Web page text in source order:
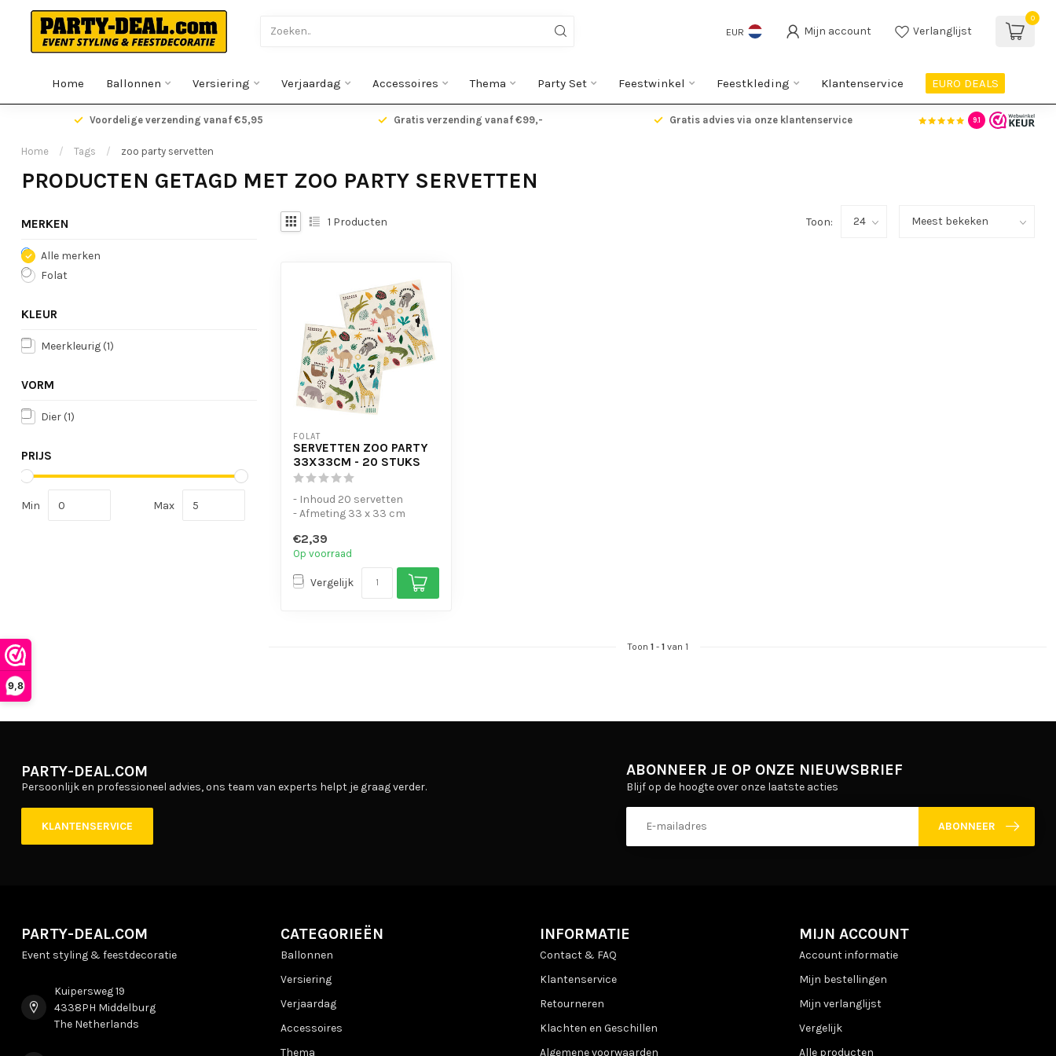
9,8
EUR Mijn account Verlanglijst
0
Home Ballonnen Versiering Verjaardag Accessoires Thema Party Set Feestwinkel Feestkleding Klantenservice EURO DEALS
Voordelige verzending vanaf €5,95 Gratis verzending vanaf €99,- Gratis advies via onze klantenservice 9.1
Home / Tags / zoo party servetten
PRODUCTEN GETAGD MET ZOO PARTY SERVETTEN
MERKEN
Alle merken
Folat
KLEUR
Meerkleurig (1)
VORM
Dier (1)
PRIJS
Min Max
1 Producten Toon:
FOLAT
SERVETTEN ZOO PARTY
33X33CM - 20 STUKS
- Inhoud 20 servetten
- Afmeting 33 x 33 cm
€2,39
Op voorraad
Vergelijk
Toon 1- 1van 1
PARTY-DEAL.COM
Persoonlijk en professioneel advies, ons team van experts helpt je graag verder.
KLANTENSERVICE
ABONNEER JE OP ONZE NIEUWSBRIEF
Blijf op de hoogte over onze laatste acties
ABONNEER
PARTY-DEAL.COM
Event styling & feestdecoratie
Kuipersweg 19
4338PH Middelburg
The Netherlands
CATEGORIEËN
Ballonnen
Versiering
Verjaardag
Accessoires
Thema
INFORMATIE
Contact & FAQ
Klantenservice
Retourneren
Klachten en Geschillen
Algemene voorwaarden
MIJN ACCOUNT
Account informatie
Mijn bestellingen
Mijn verlanglijst
Vergelijk
Alle producten